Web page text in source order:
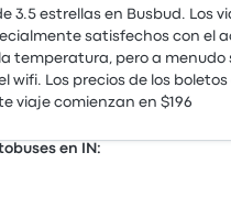
3.5 estrellas en Busbud. Los
satisfechos con el
temperatura, pero a menudo
wifi. Los precios de los boletos
viaje comienzan en $196
en IN: